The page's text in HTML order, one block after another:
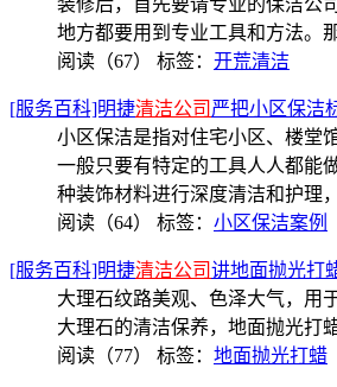
地方都要用到专业工具和方法。
阅读（67） 标签： 开荒清洁
[服务百科]明捷清洁公司 严把小区保洁
小区保洁是指对住宅小区、楼堂
一般只要有特定的工具人人都能
种装饰材料进行深度清洁和护理
阅读（64） 标签： 小区保洁案例
[服务百科]明捷清洁公司讲地面抛光打
大理石纹路美观、色泽大气，用
大理石的清洁保养，地面抛光打
阅读（77） 标签： 地面抛光打蜡